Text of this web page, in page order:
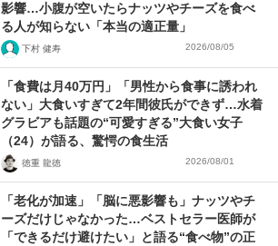
影響…小腹が空いたらナッツやチーズを食べ
る人が知らない「本当の適正量」
下村 健寿 2026/08/05
「食費は月40万円」「男性から食事に誘われ
ない」大食いすぎて2年間彼氏ができず…水着
グラビアも話題の“可愛すぎる”大食い女子
（24）が語る、驚愕の食生活
徳重 龍徳 2026/08/01
「老化が加速」「脳に悪影響も」ナッツやチ
ーズだけじゃなかった…ベストセラー医師が
「できるだけ避けたい」と語る“食べ物”の正